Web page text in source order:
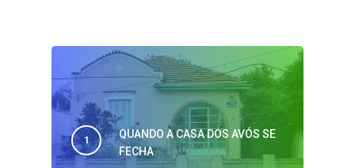
QUANDO A CASA DOS AVÓS SE
FECHA